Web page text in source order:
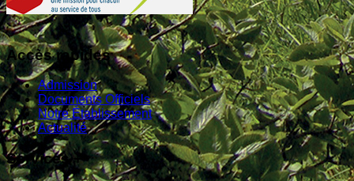
Accès rapides
Admission
Documents Officiels
Notre Établissement
Actualité
Services +